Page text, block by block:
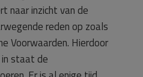
naar inzicht van de
reden op zoals
Voorwaarden. Hierdoor
in staat de